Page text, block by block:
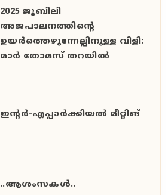
2025 ജൂബിലി
അജപാലനത്തിന്റെ
ഉയർത്തെഴുന്നേല്പിനുള്ള വിളി:
മാർ തോമസ് തറയിൽ
ഇൻ്റർ-എപ്പാർക്കിയൽ മീറ്റിങ്
..ആശംസകൾ..